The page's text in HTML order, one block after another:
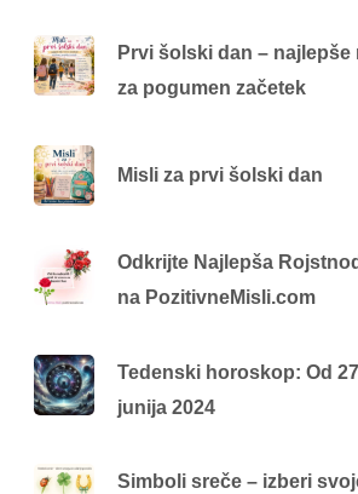
Prvi šolski dan – najlepše
za pogumen začetek
Misli za prvi šolski dan
Odkrijte Najlepša
na PozitivneMisli.com
Tedenski horoskop: Od
junija 2024
Simboli sreče – izberi